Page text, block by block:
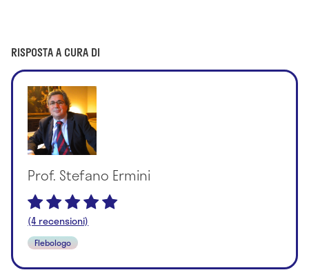
RISPOSTA A CURA DI
Prof. Stefano Ermini
(4 recensioni)
Flebologo